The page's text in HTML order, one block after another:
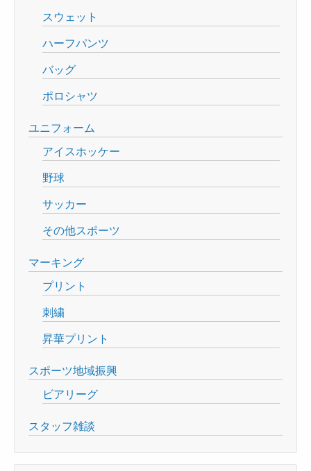
スウェット
ハーフパンツ
バッグ
ポロシャツ
ユニフォーム
アイスホッケー
野球
サッカー
その他スポーツ
マーキング
プリント
刺繍
昇華プリント
スポーツ地域振興
ビアリーグ
スタッフ雑談